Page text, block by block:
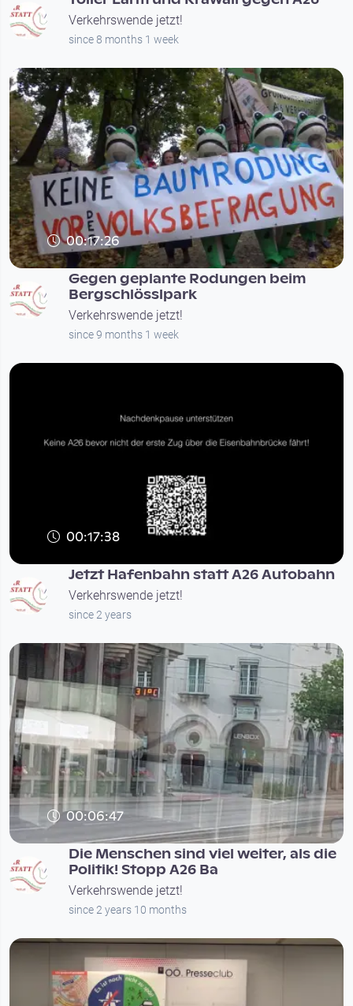
Verkehrswende jetzt!
since 8 months 1 week
00:17:26
Gegen geplante Rodungen beim
Bergschlösslpark
Verkehrswende jetzt!
since 9 months 1 week
00:17:38
Jetzt Hafenbahn statt A26 Autobahn
Verkehrswende jetzt!
since 2 years
00:06:47
Die Menschen sind viel weiter, als die
Politik! Stopp A26 Ba
Verkehrswende jetzt!
since 2 years 10 months